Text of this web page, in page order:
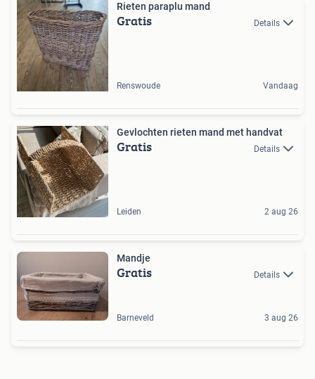
Rieten paraplu mand
Gratis Details
Renswoude Vandaag
Gevlochten rieten mand met handvat
Gratis Details
Leiden 2 aug 26
Mandje
Gratis Details
Barneveld 3 aug 26